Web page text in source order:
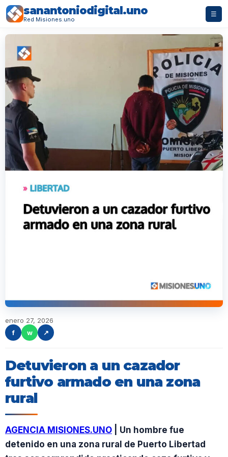
sanantoniodigital.uno
Red Misiones.uno
☰
enero 27, 2026
f
w ↗
Detuvieron a un cazador
furtivo armado en una zona
rural
AGENCIA MISIONES.UNO | Un hombre fue
detenido en una zona rural de Puerto Libertad